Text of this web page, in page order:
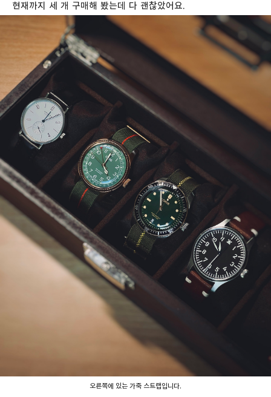
현재까지 세 개 구매해 봤는데 다 괜찮았어요.
오른쪽에 있는 가죽 스트랩입니다.